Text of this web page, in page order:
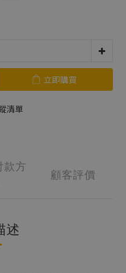
立即購買
清單
款方
顧客評價
述